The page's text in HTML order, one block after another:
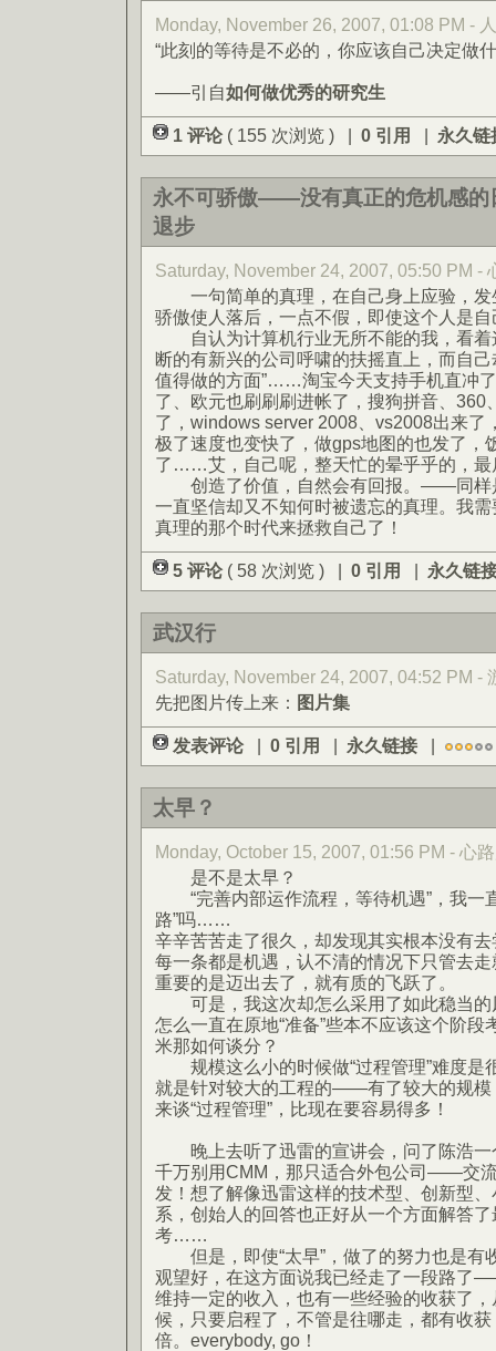
Monday, November 26, 2007, 01:08 PM -
“此刻的等待是不必的，你应该自己决定做
——引自如何做优秀的研究生
1 评论 ( 155 次浏览 ) | 0 引用 | 永久链
永不可骄傲——没有真正的危机感的
退步
Saturday, November 24, 2007, 05:50 PM -
一句简单的真理，在自己身上应验，发
骄傲使人落后，一点不假，即使这个人是自
自认为计算机行业无所不能的我，看着
断的有新兴的公司呼啸的扶摇直上，而自
值得做的方面”……淘宝今天支持手机直冲
了、欧元也刷刷刷进帐了，搜狗拼音、360
了，windows server 2008、vs2008出来了
极了速度也变快了，做gps地图的也发了，
了……艾，自己呢，整天忙的晕乎乎的，最
创造了价值，自然会有回报。——同样
一直坚信却又不知何时被遗忘的真理。我
真理的那个时代来拯救自己了！
5 评论 ( 58 次浏览 ) | 0 引用 | 永久链
武汉行
Saturday, November 24, 2007, 04:52 PM -
先把图片传上来： 图片集
发表评论 | 0 引用 | 永久链接 |
太早？
Monday, October 15, 2007, 01:56 PM - 心
是不是太早？
“完善内部运作流程，等待机遇”，我一
路”吗……
辛辛苦苦走了很久，却发现其实根本没有
每一条都是机遇，认不清的情况下只管去
重要的是迈出去了，就有质的飞跃了。
可是，我这次却怎么采用了如此稳当的
怎么一直在原地“准备”些本不应该这个阶
米那如何谈分？
规模这么小的时候做“过程管理”难度是
就是针对较大的工程的——有了较大的规模
来谈“过程管理”，比现在要容易得多！
晚上去听了迅雷的宣讲会，问了陈浩一
千万别用CMM，那只适合外包公司——交
发！想了解像迅雷这样的技术型、创新型
系，创始人的回答也正好从一个方面解答了
考……
但是，即使“太早”，做了的努力也是有
观望好，在这方面说我已经走了一段路了
维持一定的收入，也有一些经验的收获了
候，只要启程了，不管是往哪走，都有收
倍。everybody, go！